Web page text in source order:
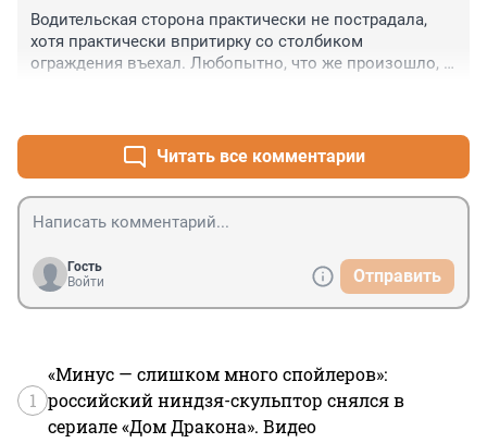
Водительская сторона практически не пострадала,
хотя практически впритирку со столбиком
ограждения въехал. Любопытно, что же произошло,
Читать все комментарии
Гость
Войти
Отправить
1
«Минус — слишком много спойлеров»:
российский ниндзя-скульптор снялся в
сериале «Дом Дракона». Видео